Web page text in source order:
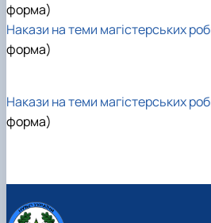
форма)
Накази на теми магістерських
форма)
Накази на теми магістерських
форма)